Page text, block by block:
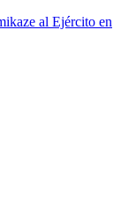
al Ejército en